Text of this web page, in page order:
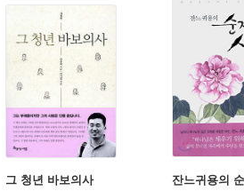
그 청년 바보의사 잔느귀용의